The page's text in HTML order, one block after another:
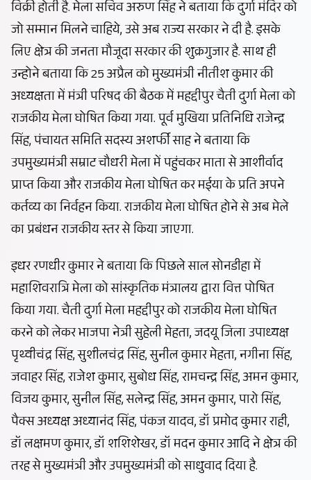
विक्री होती है. मेला सचिव अरुण सिंह ने बताया कि दुर्गा मंदिर को
जो सम्मान मिलने चाहिये, उसे अब राज्य सरकार ने दी है. इसके
लिए क्षेत्र की जनता मौजूदा सरकार की शुक्रगुजार है. साथ ही
उन्होने बताया कि 25 अप्रैल को मुख्यमंत्री नीतीश कुमार की
अध्यक्षता में मंत्री परिषद की बैठक में महद्दीपुर चैती दुर्गा मेला को
राजकीय मेला घोषित किया गया. पूर्व मुखिया प्रतिनिधि राजेन्द्र
सिंह, पंचायत समिति सदस्य अशर्फी साह ने बताया कि
उपमुख्यमंत्री सम्राट चौधरी मेला में पहुंचकर माता से आशीर्वाद
प्राप्त किया और राजकीय मेला घोषित कर मईया के प्रति अपने
कर्तव्य का निर्वहन किया. राजकीय मेला घोषित होने से अब मेले
का प्रबंधन राजकीय स्तर से किया जाएगा.
इधर रणधीर कुमार ने बताया कि पिछले साल सोनडीहा में
महाशिवरात्रि मेला को सांस्कृतिक मंत्रालय द्वारा वित्त पोषित
किया गया. चैती दुर्गा मेला महद्दीपुर को राजकीय मेला घोषित
करने को लेकर भाजपा नेत्री सुहेली मेहता, जदयू जिला उपाध्यक्ष
पृथ्वीचंद्र सिंह, सुशीलचंद्र सिंह, सुनील कुमार मेहता, नगीना सिंह,
जवाहर सिंह, राजेश कुमार, सुबोध सिंह, रामचन्द्र सिंह, अमन कुमार,
विजय कुमार, सुनील सिंह, सलेन्द्र सिंह, अमन कुमार, पारो सिंह,
पैक्स अध्यक्ष अध्यानंद सिंह, पंकज यादव, डॉ प्रमोद कुमार राही,
डॉ लक्षमण कुमार, डॉ शशिशेखर, डॉ मदन कुमार आदि ने क्षेत्र की
तरह से मुख्यमंत्री और उपमुख्यमंत्री को साधुवाद दिया है.